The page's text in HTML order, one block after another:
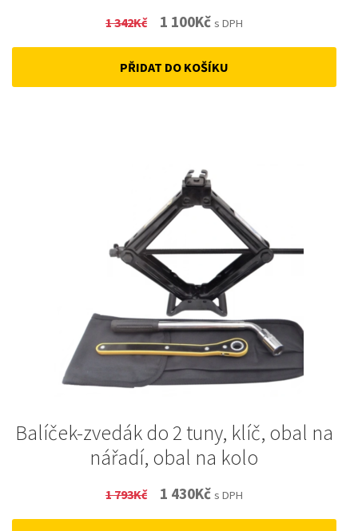
1 342Kč
Original
price
was:
1 100KčCurrent
price
is:
s DPH
PŘIDAT DO KOŠÍKU
Balíček-zvedák do 2 tuny, klíč, obal na
nářadí, obal na kolo
1 793Kč
Original
price
1 430KčCurrent
price
s DPH